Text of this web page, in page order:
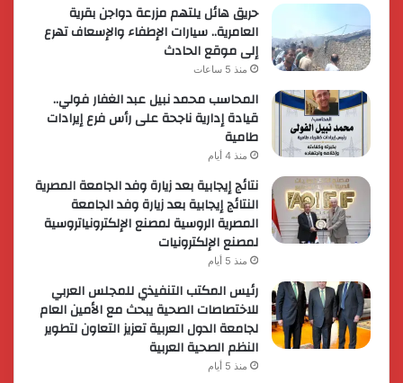
حريق هائل يلتهم مزرعة دواجن بقرية
العامرية.. سيارات الإطفاء والإسعاف تهرع
إلى موقع الحادث
منذ 5 ساعات
المحاسب محمد نبيل عبد الغفار فولي..
قيادة إدارية ناجحة على رأس فرع إيرادات
طامية
منذ 4 أيام
نتائج إيجابية بعد زيارة وفد الجامعة المصرية
النتائج إيجابية بعد زيارة وفد الجامعة
المصرية الروسية لمصنع الإلكترونياتروسية
لمصنع الإلكترونيات
منذ 5 أيام
رئيس المكتب التنفيذي للمجلس العربي
للاختصاصات الصحية يبحث مع الأمين العام
لجامعة الدول العربية تعزيز التعاون لتطوير
النظم الصحية العربية
منذ 5 أيام